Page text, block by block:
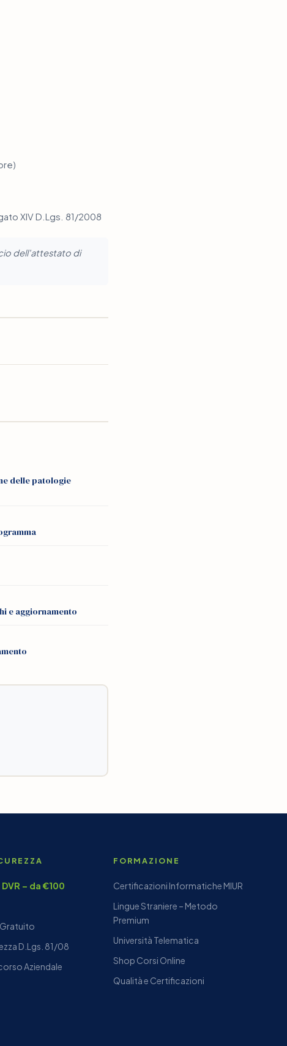
XIV D.Lgs. 81/2008
dell'attestato di
delle patologie
e aggiornamento
– da €100
D.Lgs. 81/08
Aziendale
FORMAZIONE
Certificazioni Informatiche MIUR
Lingue Straniere – Metodo
Premium
Università Telematica
Shop Corsi Online
Qualità e Certificazioni